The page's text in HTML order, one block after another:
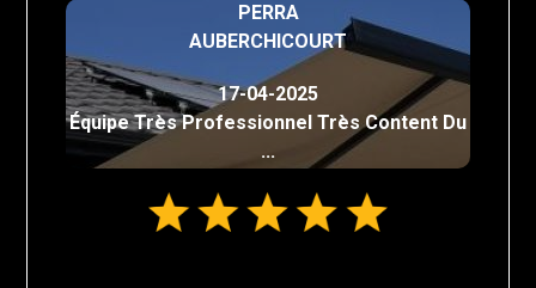
PERRA
AUBERCHICOURT
17-04-2025
Équipe Très Professionnel Très Content Du
...